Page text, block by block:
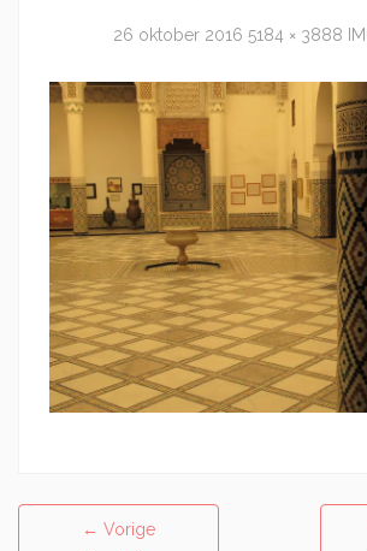
26 oktober 2016 5184 × 3888
← Vorige